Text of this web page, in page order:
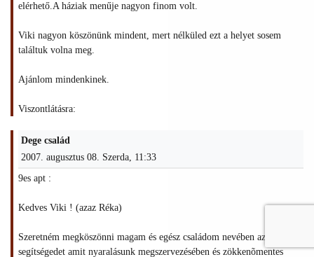
elérhető.A háziak menűje nagyon finom volt.
Viki nagyon köszönünk mindent, mert nélküled ezt a helyet sosem
találtuk volna meg.
Ajánlom mindenkinek.
Viszontlátásra:
Dege család
2007. augusztus 08. Szerda, 11:33
9es apt :
Kedves Viki ! (azaz Réka)
Szeretném megköszönni magam és egész családom nevében az összes
segítségedet amit nyaralásunk megszervezésében és zökkenõmentes